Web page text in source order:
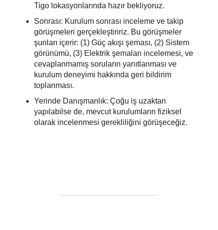
Tigo lokasyonlarında hazır bekliyoruz.
Sonrası: Kurulum sonrası inceleme ve takip
görüşmeleri gerçekleştiririz. Bu görüşmeler
şunları içerir: (1) Güç akışı şeması, (2) Sistem
görünümü, (3) Elektrik şemaları incelemesi, ve
cevaplanmamış soruların yanıtlanması ve
kurulum deneyimi hakkında geri bildirim
toplanması.
Yerinde Danışmanlık: Çoğu iş uzaktan
yapılabilse de, mevcut kurulumların fiziksel
olarak incelenmesi gerekliliğini görüşeceğiz.